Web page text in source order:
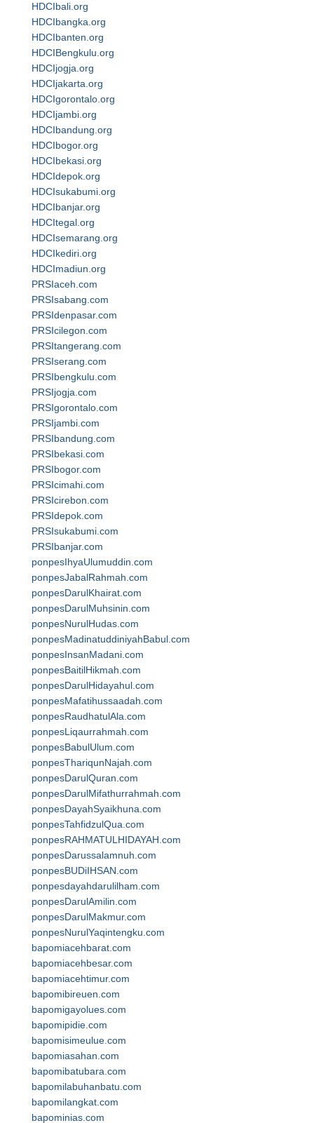
HDCIbali.org
HDCIbangka.org
HDCIbanten.org
HDCIBengkulu.org
HDCIjogja.org
HDCIjakarta.org
HDCIgorontalo.org
HDCIjambi.org
HDCIbandung.org
HDCIbogor.org
HDCIbekasi.org
HDCIdepok.org
HDCIsukabumi.org
HDCIbanjar.org
HDCItegal.org
HDCIsemarang.org
HDCIkediri.org
HDCImadiun.org
PRSIaceh.com
PRSIsabang.com
PRSIdenpasar.com
PRSIcilegon.com
PRSItangerang.com
PRSIserang.com
PRSIbengkulu.com
PRSIjogja.com
PRSIgorontalo.com
PRSIjambi.com
PRSIbandung.com
PRSIbekasi.com
PRSIbogor.com
PRSIcimahi.com
PRSIcirebon.com
PRSIdepok.com
PRSIsukabumi.com
PRSIbanjar.com
ponpesIhyaUlumuddin.com
ponpesJabalRahmah.com
ponpesDarulKhairat.com
ponpesDarulMuhsinin.com
ponpesNurulHudas.com
ponpesMadinatuddiniyahBabul.com
ponpesInsanMadani.com
ponpesBaitilHikmah.com
ponpesDarulHidayahul.com
ponpesMafatihussaadah.com
ponpesRaudhatulAla.com
ponpesLiqaurrahmah.com
ponpesBabulUlum.com
ponpesThariqunNajah.com
ponpesDarulQuran.com
ponpesDarulMifathurrahmah.com
ponpesDayahSyaikhuna.com
ponpesTahfidzulQua.com
ponpesRAHMATULHIDAYAH.com
ponpesDarussalamnuh.com
ponpesBUDiIHSAN.com
ponpesdayahdarulilham.com
ponpesDarulAmilin.com
ponpesDarulMakmur.com
ponpesNurulYaqintengku.com
bapomiacehbarat.com
bapomiacehbesar.com
bapomiacehtimur.com
bapomibireuen.com
bapomigayolues.com
bapomipidie.com
bapomisimeulue.com
bapomiasahan.com
bapomibatubara.com
bapomilabuhanbatu.com
bapomilangkat.com
bapominias.com